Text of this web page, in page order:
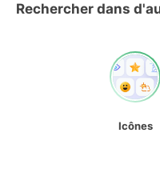
Rechercher dans
Icônes